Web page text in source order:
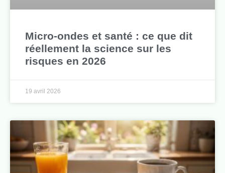
Micro-ondes et santé : ce que dit
réellement la science sur les
risques en 2026
19 avril 2026